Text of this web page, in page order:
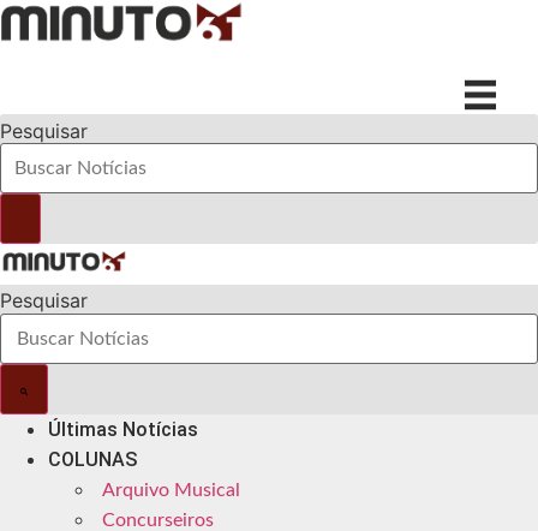
Ir
para
Pesquisar
Pesquisar
Últimas Notícias
COLUNAS
Arquivo Musical
Concurseiros